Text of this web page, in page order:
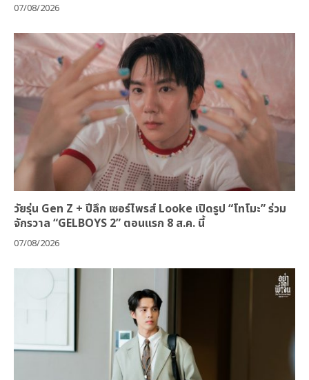
07/08/2026
วัยรุ่น Gen Z + ปีลึก เซอร์ไพรส์ Looke เปิดรูป “โทโมะ” ร่วม
จักรวาล “GELBOYS 2” ตอนแรก 8 ส.ค. นี้
07/08/2026